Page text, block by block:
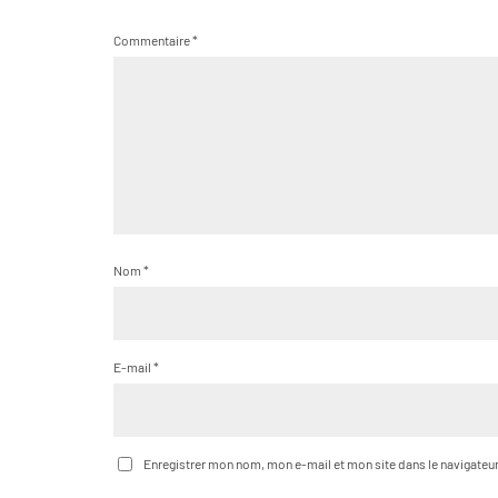
Commentaire*
Nom *
E-mail *
Enregistrer mon nom, mon e-mail et mon site dans le